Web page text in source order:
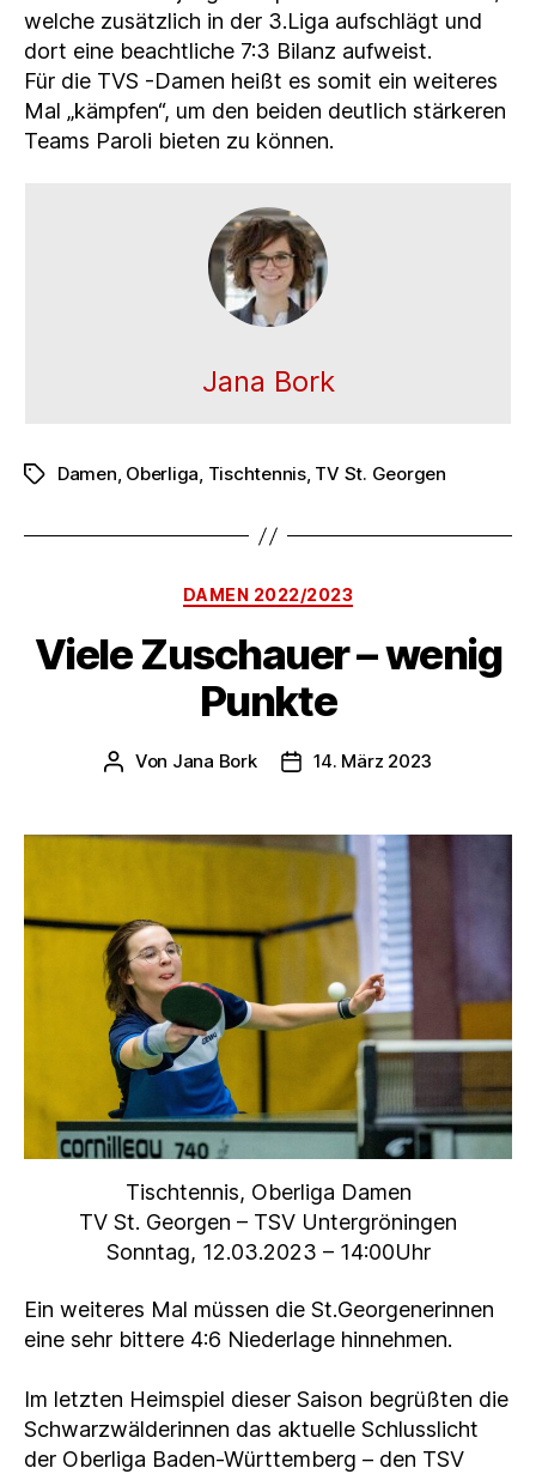
welche zusätzlich in der 3.Liga aufschlägt und
dort eine beachtliche 7:3 Bilanz aufweist.
Für die TVS -Damen heißt es somit ein weiteres
Mal „kämpfen“, um den beiden deutlich stärkeren
Teams Paroli bieten zu können.
Jana Bork
Schlagwörter
Damen, Oberliga, Tischtennis, TV St. Georgen
Kategorien
DAMEN 2022/2023
Viele Zuschauer – wenig
Punkte
Beitragsautor
Von Jana Bork Veröffentlichungsdatum
14. März 2023
Tischtennis, Oberliga Damen
TV St. Georgen – TSV Untergröningen
Sonntag, 12.03.2023 – 14:00Uhr
Ein weiteres Mal müssen die St.Georgenerinnen
eine sehr bittere 4:6 Niederlage hinnehmen.
Im letzten Heimspiel dieser Saison begrüßten die
Schwarzwälderinnen das aktuelle Schlusslicht
der Oberliga Baden-Württemberg – den TSV